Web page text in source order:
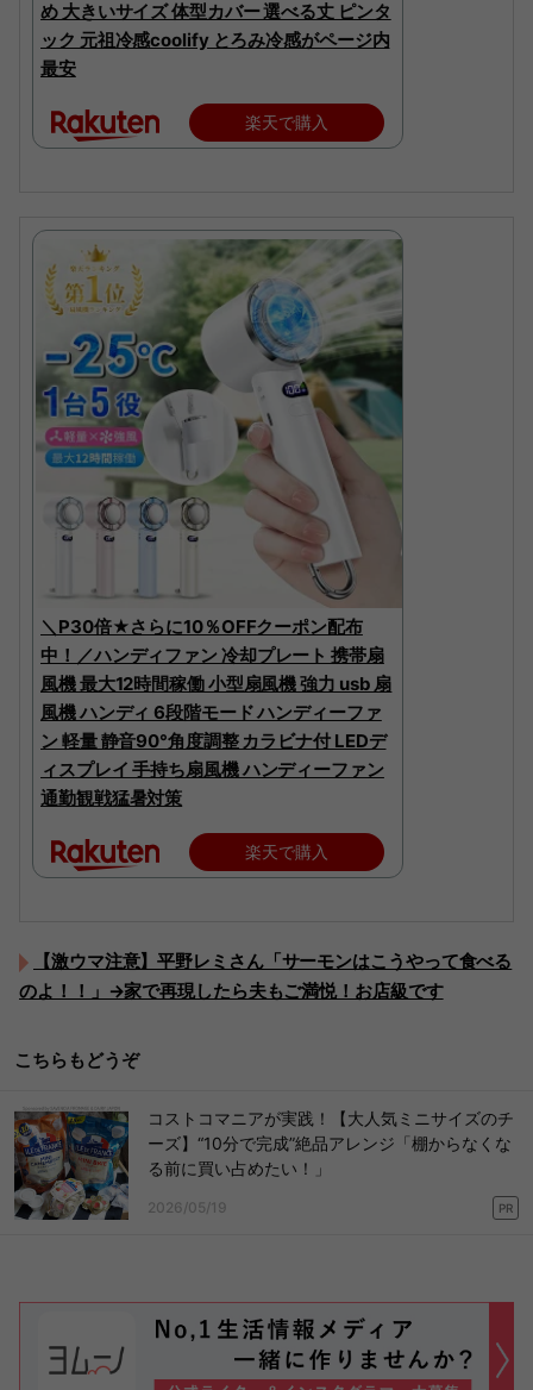
め 大きいサイズ 体型カバー 選べる丈 ピンタ
ック 元祖冷感coolify とろみ冷感がページ内
最安
楽天で購入
＼P30倍★さらに10％OFFクーポン配布
中！／ハンディファン 冷却プレート 携帯扇
風機 最大12時間稼働 小型扇風機 強力 usb 扇
風機 ハンディ 6段階モード ハンディーファ
ン 軽量 静音90°角度調整 カラビナ付 LEDデ
ィスプレイ 手持ち扇風機 ハンディーファン
通勤観戦猛暑対策
楽天で購入
【激ウマ注意】平野レミさん「サーモンはこうやって食べる
のよ！！」→家で再現したら夫もご満悦！お店級です
こちらもどうぞ
コストコマニアが実践！【大人気ミニサイズのチ
ーズ】“10分で完成”絶品アレンジ「棚からなくな
る前に買い占めたい！」
2026/05/19 PR